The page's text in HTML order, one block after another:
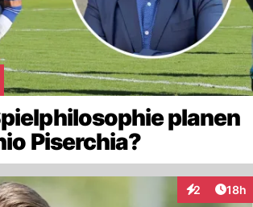
planen
Piserchia?
2
Interaktionen
18h